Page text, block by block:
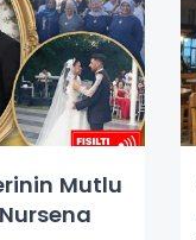
Mutlu